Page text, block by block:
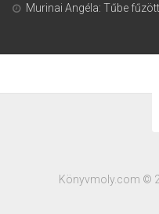
Murinai Angéla: Tűbe
Könyvmoly.com ©